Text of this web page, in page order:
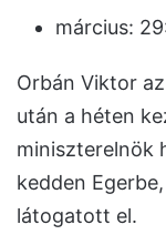
március:
Orbán Viktor
után a héten
miniszterelnök
kedden
látogatott el.